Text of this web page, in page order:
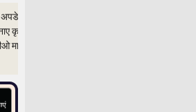
कृषी ज्ञान
माध्यम से